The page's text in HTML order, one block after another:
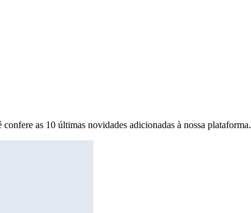
as 10 últimas novidades adicionadas à nossa plataforma.